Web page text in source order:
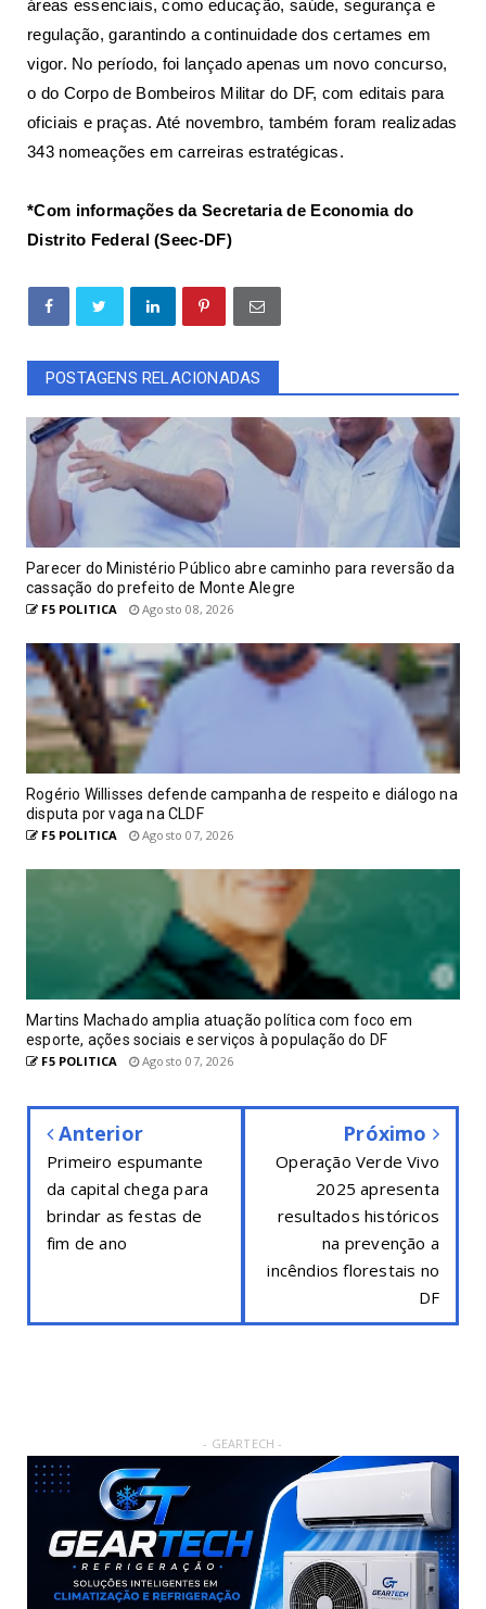
áreas essenciais, como educação, saúde, segurança e
regulação, garantindo a continuidade dos certames em
vigor. No período, foi lançado apenas um novo concurso,
o do Corpo de Bombeiros Militar do DF, com editais para
oficiais e praças. Até novembro, também foram realizadas
343 nomeações em carreiras estratégicas.
*Com informações da Secretaria de Economia do
Distrito Federal (Seec-DF)
POSTAGENS RELACIONADAS
Parecer do Ministério Público abre caminho para reversão da
cassação do prefeito de Monte Alegre
F5 POLITICA Agosto 08, 2026
Rogério Willisses defende campanha de respeito e diálogo na
disputa por vaga na CLDF
F5 POLITICA Agosto 07, 2026
Martins Machado amplia atuação política com foco em
esporte, ações sociais e serviços à população do DF
F5 POLITICA Agosto 07, 2026
Anterior
Primeiro espumante
da capital chega para
brindar as festas de
fim de ano
Próximo
Operação Verde Vivo
2025 apresenta
resultados históricos
na prevenção a
incêndios florestais no
DF
- GEARTECH -